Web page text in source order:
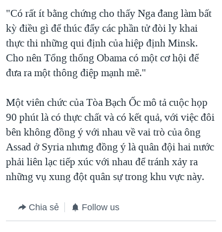
"Có rất ít bằng chứng cho thấy Nga đang làm bất
kỳ điều gì để thúc đẩy các phần tử đòi ly khai
thực thi những qui định của hiệp định Minsk.
Cho nên Tổng thống Obama có một cơ hội để
đưa ra một thông điệp mạnh mẽ."
Một viên chức của Tòa Bạch Ốc mô tả cuộc họp
90 phút là có thực chất và có kết quả, với việc đôi
bên không đồng ý với nhau về vai trò của ông
Assad ở Syria nhưng đồng ý là quân đội hai nước
phải liên lạc tiếp xúc với nhau để tránh xảy ra
những vụ xung đột quân sự trong khu vực này.
Chia sẻ Follow us